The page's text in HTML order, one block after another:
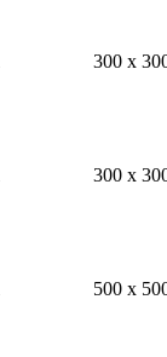
300 x
300 x
500 x